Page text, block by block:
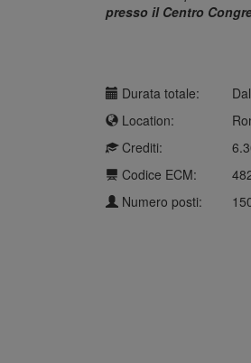
presso il Centro
Durata totale:
Location:
Crediti:
Codice ECM:
Numero posti: